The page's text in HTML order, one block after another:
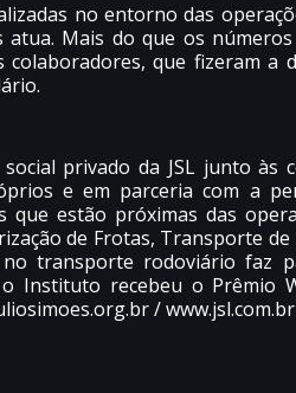
no entorno das
atua. Mais do que os
que fizeram a
privado da JSL junto às
e em parceria com a
que estão próximas das
de Frotas, Transporte de
transporte rodoviário faz
o Instituto recebeu o Prêmio
/ www.jsl.com.br